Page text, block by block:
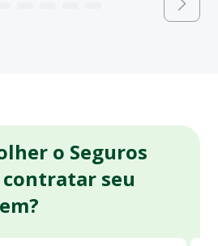
o Seguros
seu